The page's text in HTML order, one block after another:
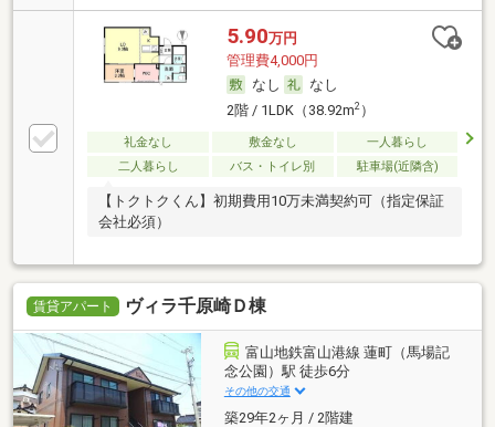
5.90万円
管理費4,000円
なし
なし
2階 / 1LDK（38.92m2）
礼金なし 敷金なし
一人暮らし
二人暮らし
バス・トイレ別 駐車場(近隣含)
【トクトクくん】初期費用10万未満契約可（指定保証
会社必須）
賃貸アパート ヴィラ千原崎Ｄ棟
富山地鉄富山港線 蓮町（馬場記
念公園）駅 徒歩6分
その他の交通
築29年2ヶ月 / 2階建